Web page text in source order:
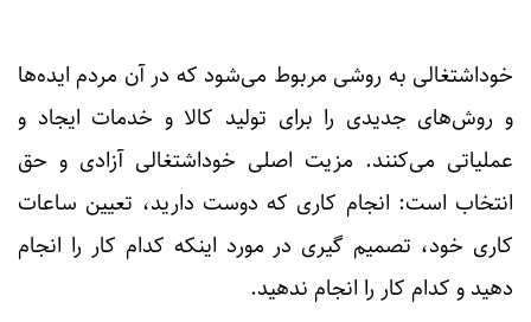
خوداشتغالی به روشی مربوط می‌شود که در آن مردم ایده‌ها
و روش‌های جدیدی را برای تولید کالا و خدمات ایجاد و
عملیاتی می‌کنند. مزیت اصلی خوداشتغالی آزادی و حق
انتخاب است: انجام کاری که دوست دارید، تعیین ساعات
کاری خود، تصمیم گیری در مورد اینکه کدام کار را انجام
دهید و کدام کار را انجام ندهید.